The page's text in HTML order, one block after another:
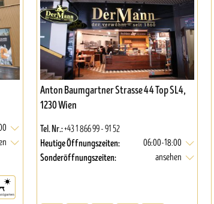
Anton Baumgartner Strasse 44 Top SL4,
1230 Wien
Tel. Nr.:+43 1 866 99 - 91 52
Heutige Öffnungszeiten: 06:00-18:00
Sonderöffnungszeiten: ansehen